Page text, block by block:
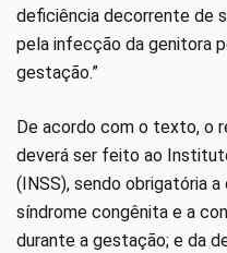
deficiência decorrente de
pela infecção da genitora
gestação.”
De acordo com o texto, o
deverá ser feito ao
(INSS), sendo obrigatória
síndrome congênita e a
durante a gestação; e da